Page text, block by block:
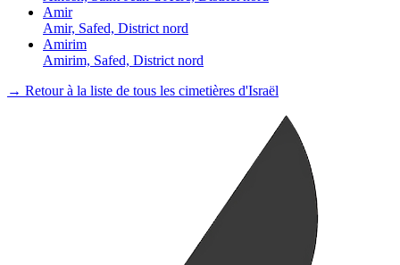
Amir
Amir, Safed, District nord
Amirim
Amirim, Safed, District nord
→ Retour à la liste de tous les cimetières d'Israël